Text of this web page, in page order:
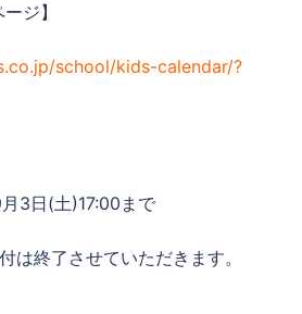
ジ】
school/kids-calendar/?
3日(土)17:00まで
は終了させていただきます。